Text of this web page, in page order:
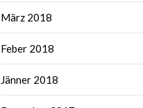
März 2018
Feber 2018
Jänner 2018